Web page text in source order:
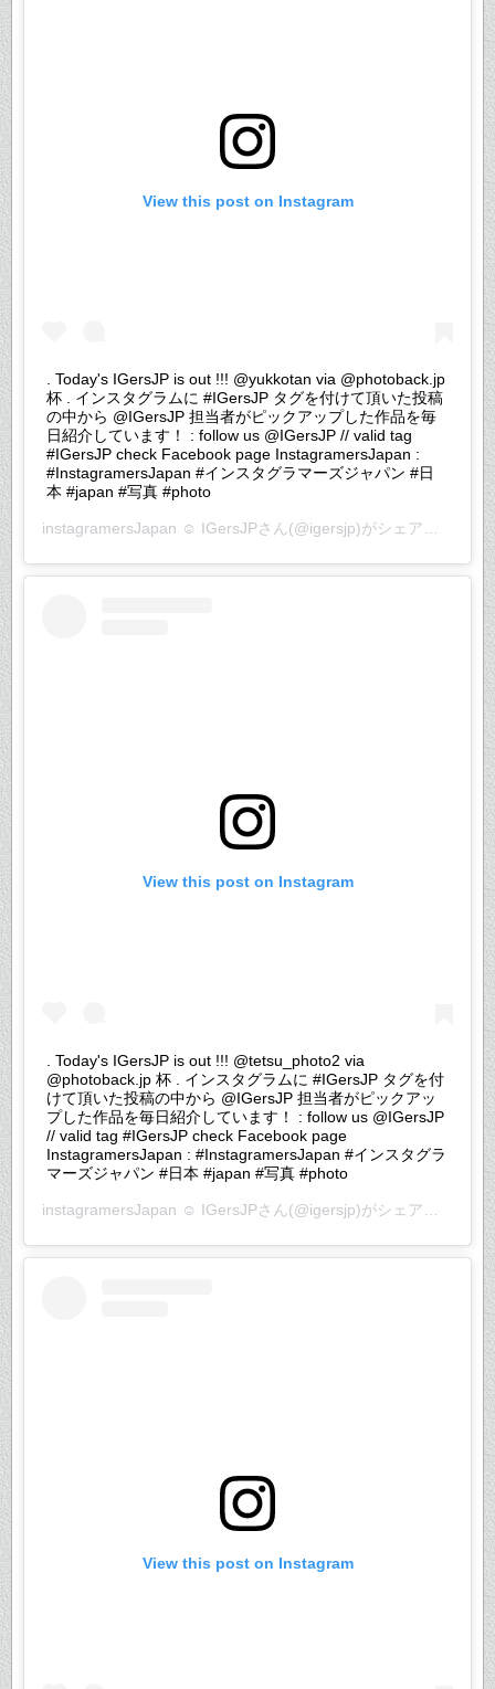
View this post on Instagram
. Today's IGersJP is out !!! @yukkotan via @photoback.jp
杯 . インスタグラムに #IGersJP タグを付けて頂いた投稿
の中から @IGersJP 担当者がピックアップした作品を毎
日紹介しています！ : follow us @IGersJP // valid tag
#IGersJP check Facebook page InstagramersJapan :
#InstagramersJapan #インスタグラマーズジャパン #日
本 #japan #写真 #photo
instagramersJapan ☺︎ IGersJPさん(@igersjp)がシェアした投稿 –
View this post on Instagram
. Today's IGersJP is out !!! @tetsu_photo2 via
@photoback.jp 杯 . インスタグラムに #IGersJP タグを付
けて頂いた投稿の中から @IGersJP 担当者がピックアッ
プした作品を毎日紹介しています！ : follow us @IGersJP
// valid tag #IGersJP check Facebook page
InstagramersJapan : #InstagramersJapan #インスタグラ
マーズジャパン #日本 #japan #写真 #photo
instagramersJapan ☺︎ IGersJPさん(@igersjp)がシェアした投稿 –
View this post on Instagram